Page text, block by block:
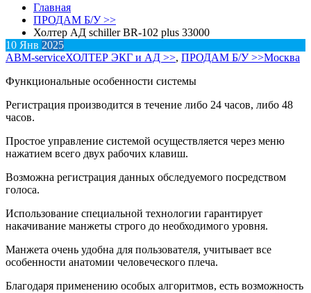
Главная
ПРОДАМ Б/У >>
Холтер АД schiller BR-102 plus 33000
10 Янв 2025
АВM-serviceХОЛТЕР ЭКГ и АД >>, ПРОДАМ Б/У >>Москва
Функциональные особенности системы
Регистрация производится в течение либо 24 часов, либо 48
часов.
Простое управление системой осуществляется через меню
нажатием всего двух рабочих клавиш.
Возможна регистрация данных обследуемого посредством
голоса.
Использование специальной технологии гарантирует
накачивание манжеты строго до необходимого уровня.
Манжета очень удобна для пользователя, учитывает все
особенности анатомии человеческого плеча.
Благодаря применению особых алгоритмов, есть возможность